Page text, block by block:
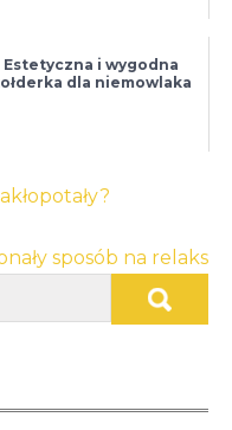
Estetyczna i wygodna
dla niemowlaka
sposób na relaks